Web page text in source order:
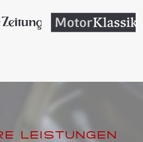
LEISTUNGEN